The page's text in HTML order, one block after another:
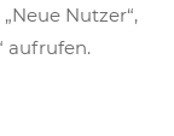
Nutzer“,
aufrufen.